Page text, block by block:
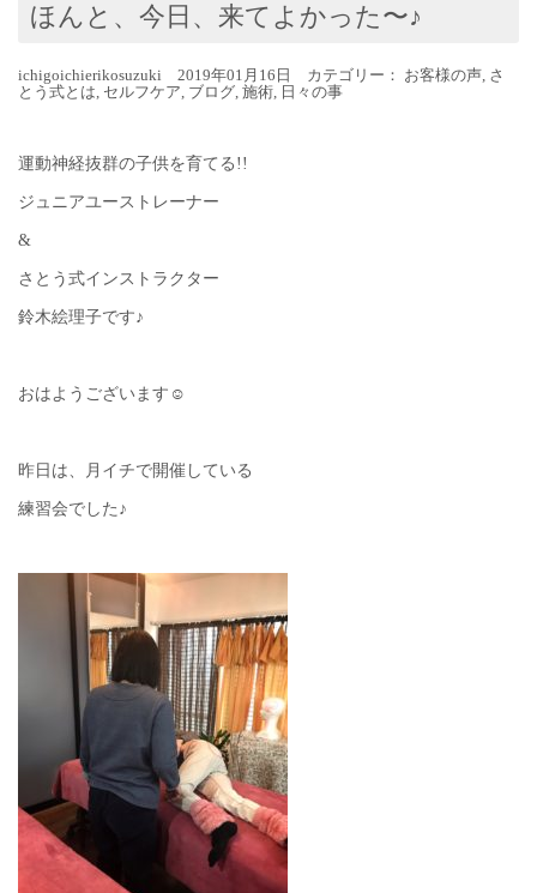
ほんと、今日、来てよかった〜♪
ichigoichierikosuzuki 2019年01月16日 カテゴリー： お客様の声, さ
とう式とは, セルフケア, ブログ, 施術, 日々の事
運動神経抜群の子供を育てる!!
ジュニアユーストレーナー
&
さとう式インストラクター
鈴木絵理子です♪
おはようございます☺︎
昨日は、月イチで開催している
練習会でした♪